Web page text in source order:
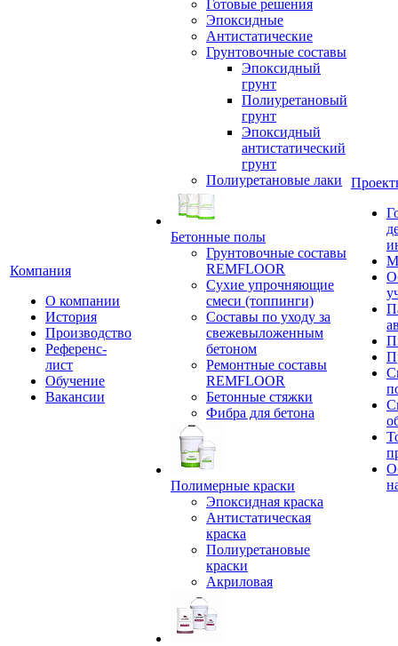
Компания
О компании
История
Производство
Референс-
лист
Обучение
Вакансии
Готовые решения
Эпоксидные
Антистатические
Грунтовочные составы
Эпоксидный
грунт
Полиуретановый
грунт
Эпоксидный
антистатический
грунт
Полиуретановые лаки
Бетонные полы
Грунтовочные составы
REMFLOOR
Сухие упрочняющие
смеси (топпинги)
Составы по уходу за
свежевыложенным
бетоном
Ремонтные составы
REMFLOOR
Бетонные стяжки
Фибра для бетона
Полимерные краски
Эпоксидная краска
Антистатическая
краска
Полиуретановые
краски
Акриловая